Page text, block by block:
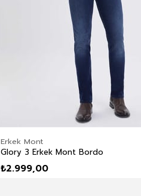
Erkek Mont
Glory 3 Erkek Mont Bordo
₺2.999,00